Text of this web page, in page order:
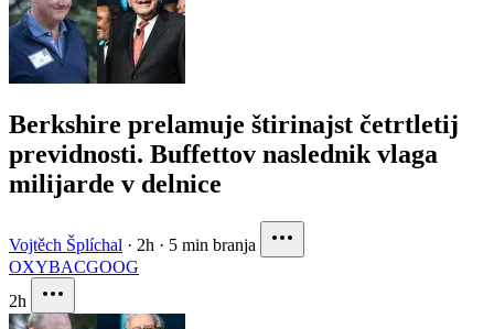
Berkshire prelamuje štirinajst četrtletij
previdnosti. Buffettov naslednik vlaga
milijarde v delnice
Vojtěch Šplíchal · 2h · 5 min branja
OXYBACGOOG
2h